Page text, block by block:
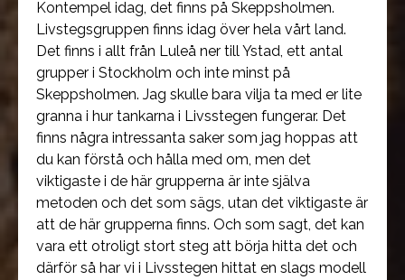
Kontempel idag, det finns på Skeppsholmen.
Livstegsgruppen finns idag över hela vårt land.
Det finns i allt från Luleå ner till Ystad, ett antal
grupper i Stockholm och inte minst på
Skeppsholmen. Jag skulle bara vilja ta med er lite
granna i hur tankarna i Livsstegen fungerar. Det
finns några intressanta saker som jag hoppas att
du kan förstå och hålla med om, men det
viktigaste i de här grupperna är inte själva
metoden och det som sägs, utan det viktigaste är
att de här grupperna finns. Och som sagt, det kan
vara ett otroligt stort steg att börja hitta det och
därför så har vi i Livsstegen hittat en slags modell